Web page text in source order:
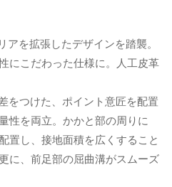
を拡張したデザインを踏襲。
にこだわった仕様に。人工皮革
をつけた、ポイント意匠を配置
性を両立。かかと部の周りに
置し、接地面積を広くすること
に、前足部の屈曲溝がスムーズ